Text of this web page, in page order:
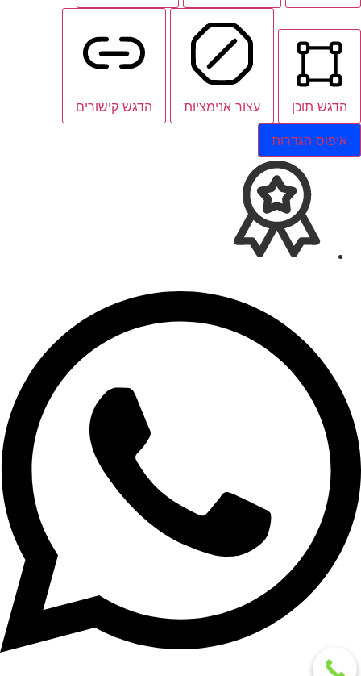
הדגש תוכן עצור אנימציות הדגש קישורים
איפוס הגדרות